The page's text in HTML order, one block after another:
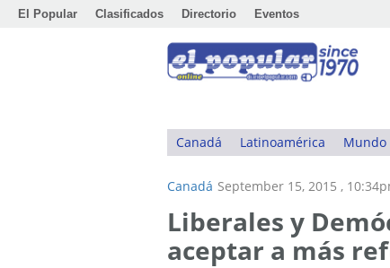
El Popular Clasificados Directorio Eventos
Canadá Latinoamérica Mundo
Canadá September 15, 2015 ,
Liberales y
aceptar a más